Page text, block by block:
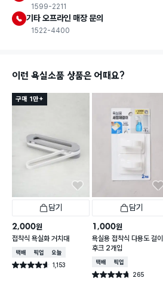
1599-2211
기타 오프라인 매장 문의
1522-4400
이런 욕실소품 상품은 어때요?
구매 1만+
담기
2,000원
접착식 욕실화 거치대
택배배송매장픽업오늘배송
별점 4.6점 1,153
건 작성
담기
1,000원
욕실용 접착식 다용도 걸이
후크 2개입
택배배송매장픽업
별점 4.7점 265
건 작성